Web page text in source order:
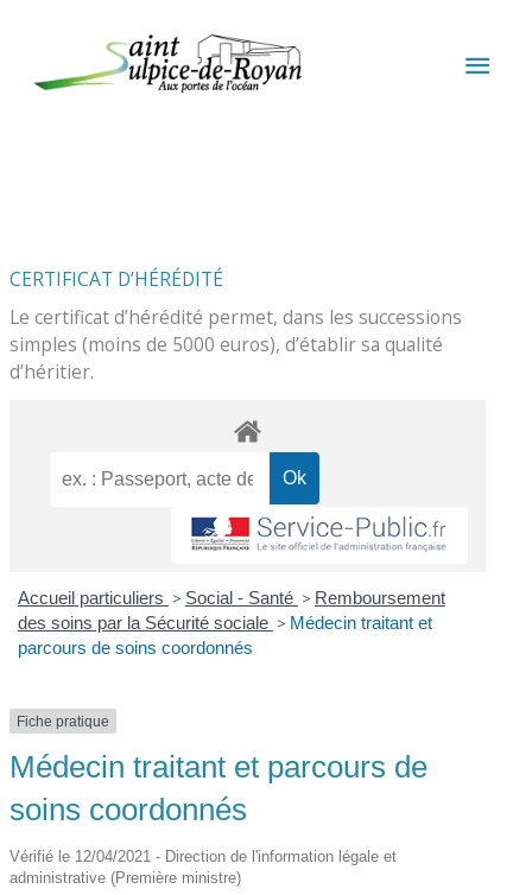
CERTIFICAT D’HÉRÉDITÉ
Le certificat d’hérédité permet, dans les successions
simples (moins de 5000 euros), d’établir sa qualité
d’héritier.
Accueil particuliers > Social - Santé > Remboursement
des soins par la Sécurité sociale > Médecin traitant et
parcours de soins coordonnés
Fiche pratique
Médecin traitant et parcours de
soins coordonnés
Vérifié le 12/04/2021 - Direction de l'information légale et
administrative (Première ministre)